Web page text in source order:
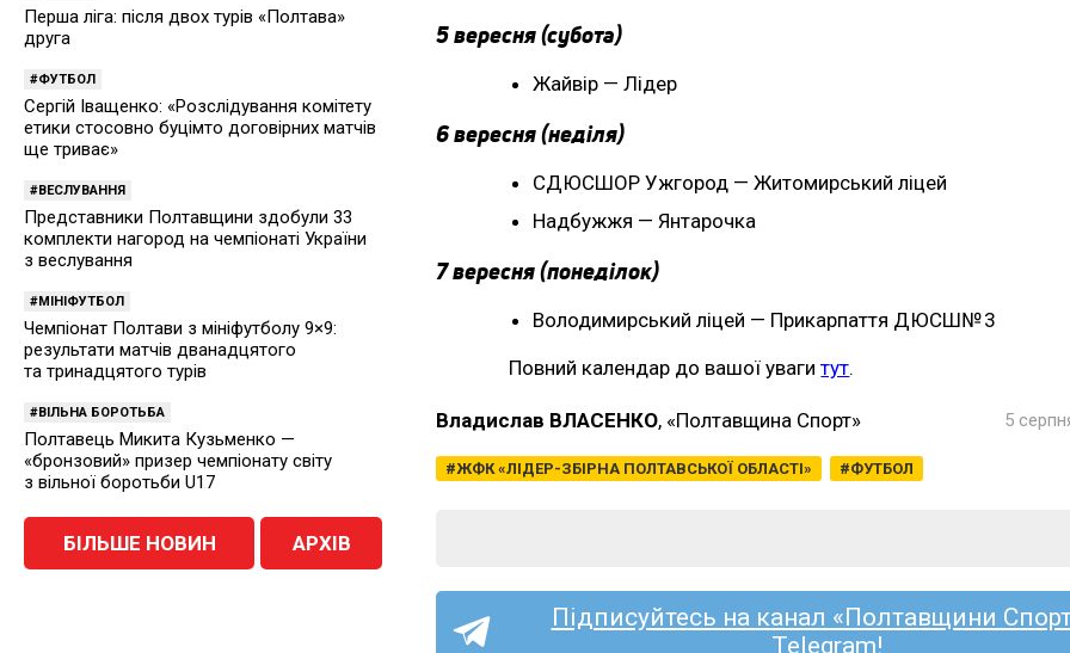
5 вересня (субота)
Жайвір — Лідер
6 вересня (неділя)
СДЮСШОР Ужгород — Житомирський ліцей
Надбужжя — Янтарочка
7 вересня (понеділок)
Володимирський ліцей — Прикарпаття ДЮСШ№ 3
Повний календар до вашої увагитут.
Владислав ВЛАСЕНКО, «Полтавщина Спорт»
ЖФК «ЛІДЕР-ЗБІРНА ПОЛТАВСЬКОЇ ОБЛАСТІ» ФУТБОЛ
5
Підписуйтесь на канал «Полтавщини
Telegram!
Перша ліга: після двох турів «Полтава»
друга
ФУТБОЛ
Сергій Іващенко: «Розслідування комітету
етики стосовно буцімто договірних матчів
ще триває»
ВЕСЛУВАННЯ
Представники Полтавщини здобули 33
комплекти нагород на чемпіонаті України
з веслування
МІНІФУТБОЛ
Чемпіонат Полтави з мініфутболу 9×9:
результати матчів дванадцятого
та тринадцятого турів
ВІЛЬНА БОРОТЬБА
Полтавець Микита Кузьменко —
«бронзовий» призер чемпіонату світу
з вільної боротьби U17
БІЛЬШЕ НОВИН АРХІВ